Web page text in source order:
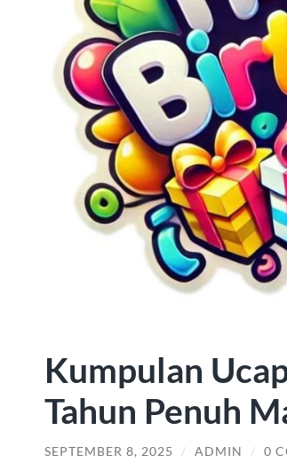
Kumpulan
Tahun Penuh
SEPTEMBER 8, 2025 / ADMIN / 0